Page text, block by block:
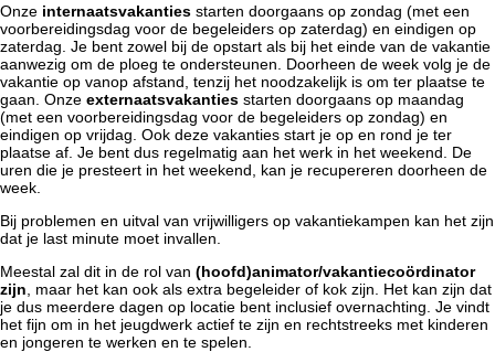
Onze internaatsvakanties starten doorgaans op zondag (met een
voorbereidingsdag voor de begeleiders op zaterdag) en eindigen op
zaterdag. Je bent zowel bij de opstart als bij het einde van de vakantie
aanwezig om de ploeg te ondersteunen. Doorheen de week volg je de
vakantie op vanop afstand, tenzij het noodzakelijk is om ter plaatse te
gaan. Onze externaatsvakanties starten doorgaans op maandag
(met een voorbereidingsdag voor de begeleiders op zondag) en
eindigen op vrijdag. Ook deze vakanties start je op en rond je ter
plaatse af. Je bent dus regelmatig aan het werk in het weekend. De
uren die je presteert in het weekend, kan je recupereren doorheen de
week.
Bij problemen en uitval van vrijwilligers op vakantiekampen kan het zijn
dat je last minute moet invallen.
Meestal zal dit in de rol van (hoofd)animator/vakantiecoördinator
zijn , maar het kan ook als extra begeleider of kok zijn. Het kan zijn dat
je dus meerdere dagen op locatie bent inclusief overnachting. Je vindt
het fijn om in het jeugdwerk actief te zijn en rechtstreeks met kinderen
en jongeren te werken en te spelen.